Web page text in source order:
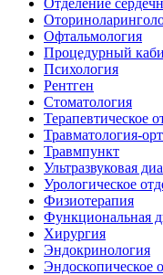
Отделение
Офтальмология
Процедурный
Психология
Рентген
Стоматология
Терапевтическое
Травматология-
Травмпункт
Ультразвуковая
Урологическое
Физиотерапия
Функциональная
Хирургия
Эндокринология
Эндоскопическое